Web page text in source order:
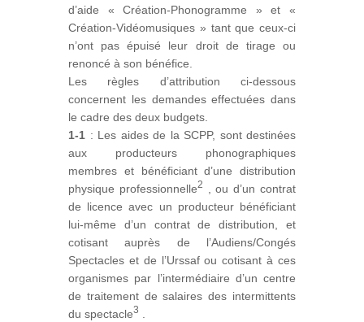
d’aide « Création-Phonogramme » et «
Création-Vidéomusiques » tant que ceux-ci
n’ont pas épuisé leur droit de tirage ou
renoncé à son bénéfice.
Les règles d’attribution ci-dessous
concernent les demandes effectuées dans
le cadre des deux budgets.
1-1 : Les aides de la SCPP, sont destinées
aux producteurs phonographiques
membres et bénéficiant d’une distribution
physique professionnelle2
, ou d’un contrat
de licence avec un producteur bénéficiant
lui-même d’un contrat de distribution, et
cotisant auprès de l’Audiens/Congés
Spectacles et de l’Urssaf ou cotisant à ces
organismes par l’intermédiaire d’un centre
de traitement de salaires des intermittents
du spectacle3 .